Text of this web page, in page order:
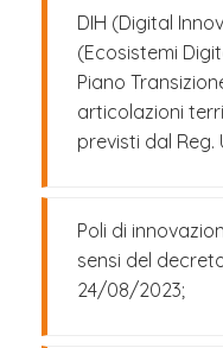
DIH (Digital
(Ecosistemi
Piano
articolazioni
previsti dal Reg.
Poli di
sensi del
24/08/2023;